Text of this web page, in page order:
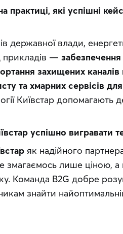
які успішні
державної влади,
прикладів — забезпечення
захищених каналів
та хмарних сервісів
Київстар допомагають
успішно вигравати
як надійного
змагаємось лише ціною,
Команда B2G добре
знайти